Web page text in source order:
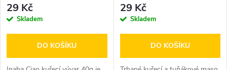
29 Kč
Skladem
DO KOŠÍKU
29 Kč
Skladem
DO KOŠÍKU